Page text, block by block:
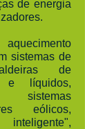
de energia
sistemas de
de
e líquidos,
sistemas
eólicos,